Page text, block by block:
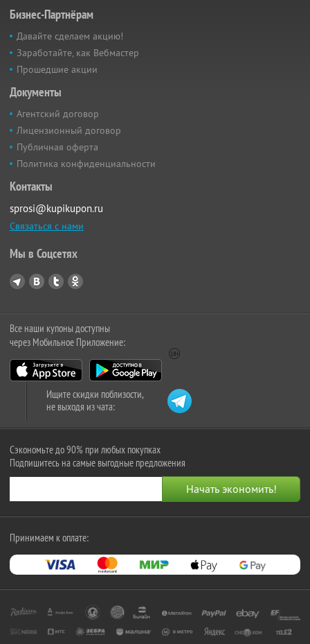
Бизнес-Партнёрам
Давайте сделаем акцию!
Заработайте, как Вебмастер
Прошедшие акции
Документы
Агентский договор
Лицензионный договор
Публичная оферта
Политика конфиденциальности
Контакты
sprosi@kupikupon.ru
Связаться с нами
Мы в Соцсетях
Все наши купоны доступны
через Мобильное Приложение:
Ищите скидки поблизости,
не выходя из чата:
Сэкономьте до 90% при любых покупках
Подпишитесь на самые выгодные предложения
Принимаем к оплате: